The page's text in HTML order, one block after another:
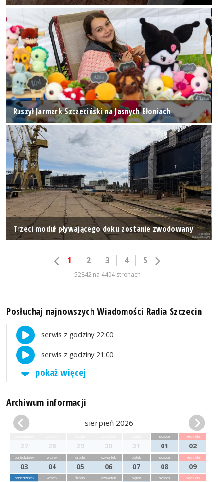
Ruszył Jarmark Szczeciński na Jasnych Błoniach
Trzeci moduł pływającego doku zostanie zwodowany
1 2 3 4 5
52842 na 4404 stronach
Posłuchaj najnowszych Wiadomości Radia Szczecin
serwis z godziny 22:00
serwis z godziny 21:00
pokaż więcej
Archiwum informacji
sierpień 2026
27 28 29 30 31
sobota
01
niedziela
02
poniedziałek
03
wtorek
04
środa
05
czwartek
06
piątek
07
sobota
08
niedziela
09
poniedziałek wtorek środa czwartek piątek sobota niedziela